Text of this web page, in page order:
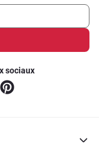
sociaux